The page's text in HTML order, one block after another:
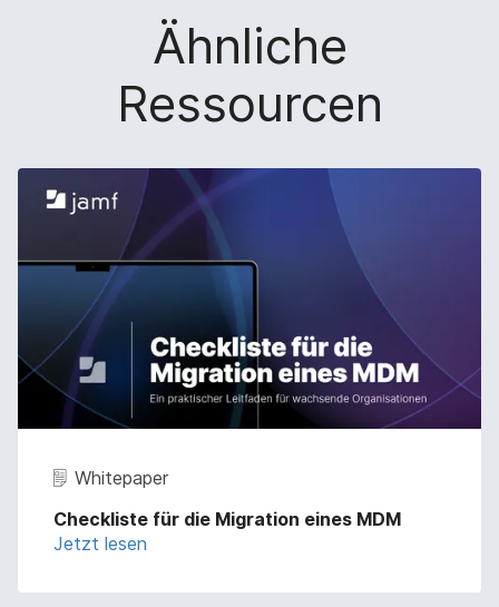
n
g
Ähnliche
Ressourcen
Whitepaper
Checkliste für die Migration eines MDM
Jetzt lesen